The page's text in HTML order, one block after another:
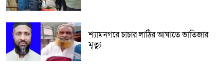
শ্যামনগরে চাচার লাঠির আঘাতে ভাতিজার
মৃত্যু